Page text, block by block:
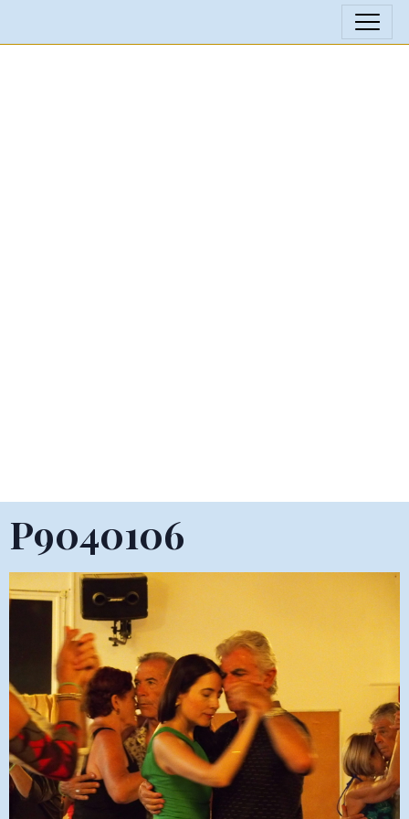
P9040106